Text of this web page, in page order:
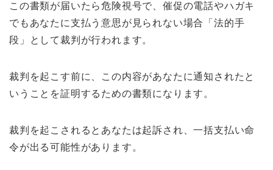
この書類が届いたら危険視号で、催促の電話やハガキ
でもあなたに支払う意思が見られない場合「法的手
段」として裁判が行われます。
裁判を起こす前に、この内容があなたに通知されたと
いうことを証明するための書類になります。
裁判を起こされるとあなたは起訴され、一括支払い命
令が出る可能性があります。